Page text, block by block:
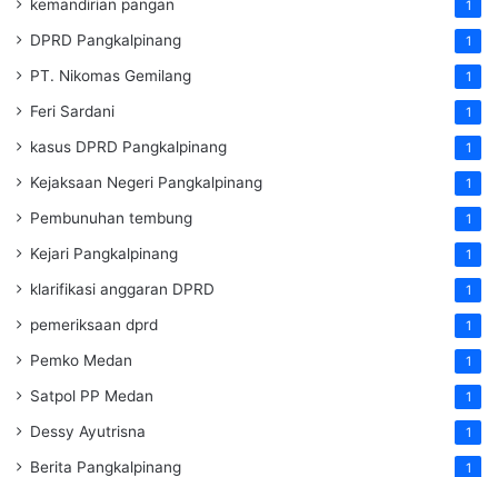
kemandirian pangan 1
DPRD Pangkalpinang 1
PT. Nikomas Gemilang 1
Feri Sardani 1
kasus DPRD Pangkalpinang 1
Kejaksaan Negeri Pangkalpinang 1
Pembunuhan tembung 1
Kejari Pangkalpinang 1
klarifikasi anggaran DPRD 1
pemeriksaan dprd 1
Pemko Medan 1
Satpol PP Medan 1
Dessy Ayutrisna 1
Berita Pangkalpinang 1